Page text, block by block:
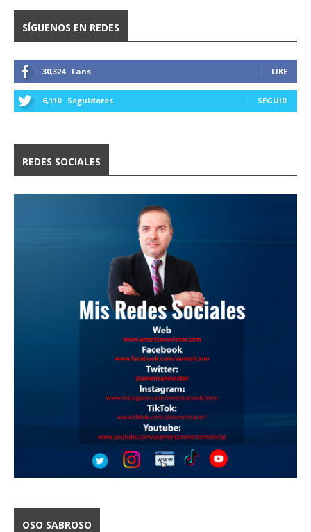
SÍGUENOS EN REDES
30,324 Fans LIKE
6,110 Seguidores SEGUIR
REDES SOCIALES
OSO SABROSO